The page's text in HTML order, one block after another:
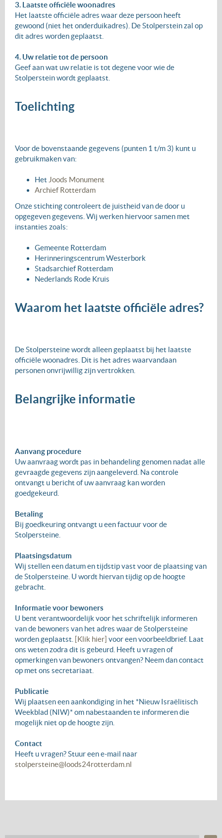
3. Laatste officiële woonadres
Het laatste officiële adres waar deze persoon heeft
gewoond (niet het onderduikadres). De Stolperstein zal op
dit adres worden geplaatst.
4. Uw relatie tot de persoon
Geef aan wat uw relatie is tot degene voor wie de
Stolperstein wordt geplaatst.
Toelichting
Voor de bovenstaande gegevens (punten 1 t/m 3) kunt u
gebruikmaken van:
Het Joods Monument
Archief Rotterdam
Onze stichting controleert de juistheid van de door u
opgegeven gegevens. Wij werken hiervoor samen met
instanties zoals:
Gemeente Rotterdam
Herinneringscentrum Westerbork
Stadsarchief Rotterdam
Nederlands Rode Kruis
Waarom het laatste officiële adres?
De Stolpersteine wordt alleen geplaatst bij het laatste
officiële woonadres. Dit is het adres waarvandaan
personen onvrijwillig zijn vertrokken.
Belangrijke informatie
Aanvang procedure
Uw aanvraag wordt pas in behandeling genomen nadat alle
gevraagde gegevens zijn aangeleverd. Na controle
ontvangt u bericht of uw aanvraag kan worden
goedgekeurd.
Betaling
Bij goedkeuring ontvangt u een factuur voor de
Stolpersteine.
Plaatsingsdatum
Wij stellen een datum en tijdstip vast voor de plaatsing van
de Stolpersteine. U wordt hiervan tijdig op de hoogte
gebracht.
Informatie voor bewoners
U bent verantwoordelijk voor het schriftelijk informeren
van de bewoners van het adres waar de Stolpersteine
worden geplaatst. [Klik hier] voor een voorbeeldbrief. Laat
ons weten zodra dit is gebeurd. Heeft u vragen of
opmerkingen van bewoners ontvangen? Neem dan contact
op met ons secretariaat.
Publicatie
Wij plaatsen een aankondiging in het *Nieuw Israëlitisch
Weekblad (NIW)* om nabestaanden te informeren die
mogelijk niet op de hoogte zijn.
Contact
Heeft u vragen? Stuur een e-mail naar
stolpersteine@loods24rotterdam.nl